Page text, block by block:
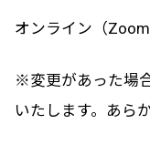
オンライン（Zoom
※変更があった場
いたします。あら